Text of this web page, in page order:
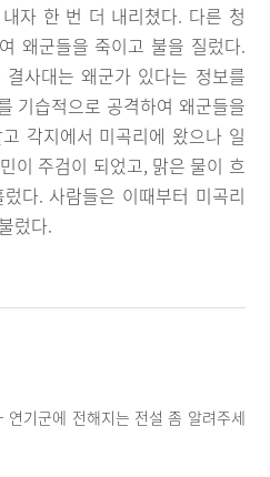
자 한 번 더 내리쳤다. 다른 청
왜군들을 죽이고 불을 질렀다.
사대는 왜군가 있다는 정보를
기습적으로 공격하여 왜군들을
각지에서 미곡리에 왔으나 일
이 주검이 되었고, 맑은 물이 흐
다. 사람들은 이때부터 미곡리
렀다.
연기군에 전해지는 전설 좀 알려주세